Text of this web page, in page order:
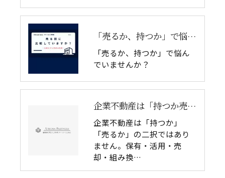
「売るか、持つか」で悩んでいませんか？
「売るか、持つか」で悩ん
でいませんか？
企業不動産は「持つか売るか」だけではない｜CRE戦略で考える4つの意思決定
企業不動産は「持つか」
「売るか」の二択ではあり
ません。保有・活用・売
却・組み換…